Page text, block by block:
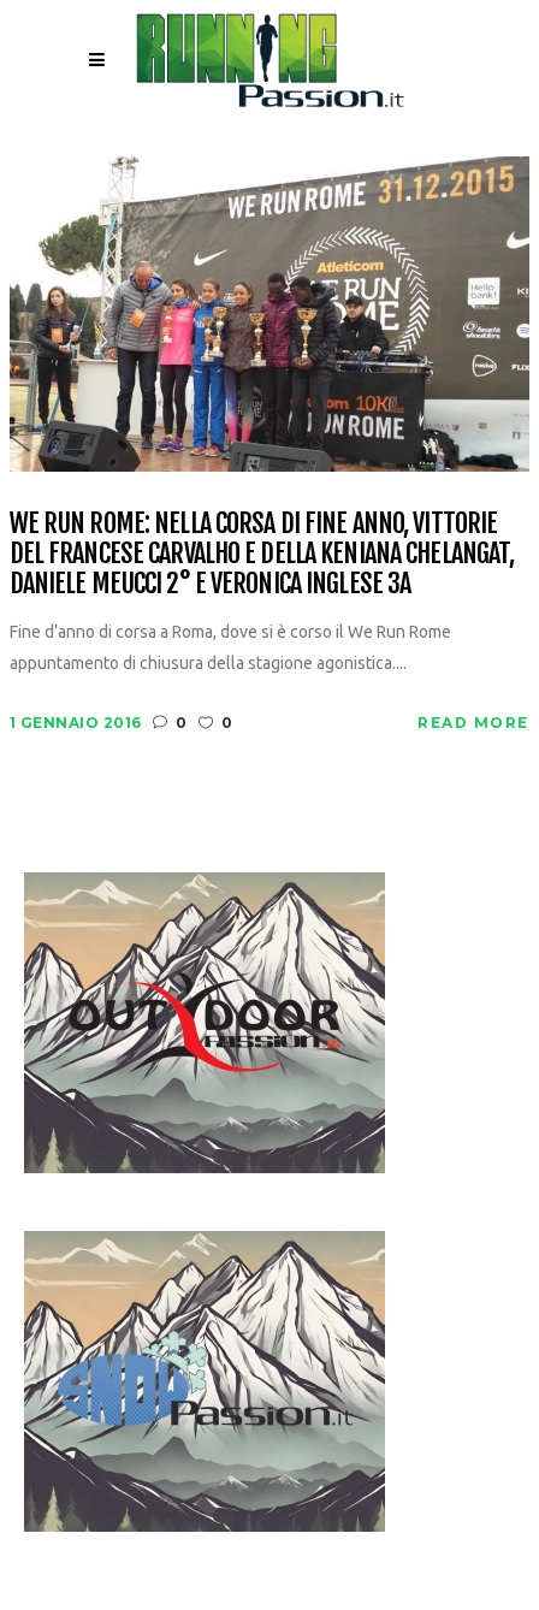
WE RUN ROME: NELLA CORSA DI FINE ANNO, VITTORIE
DEL FRANCESE CARVALHO E DELLA KENIANA CHELANGAT,
DANIELE MEUCCI 2° E VERONICA INGLESE 3A
Fine d’anno di corsa a Roma, dove si è corso il We Run Rome
appuntamento di chiusura della stagione agonistica....
1 GENNAIO 2016 0 0 READ MORE